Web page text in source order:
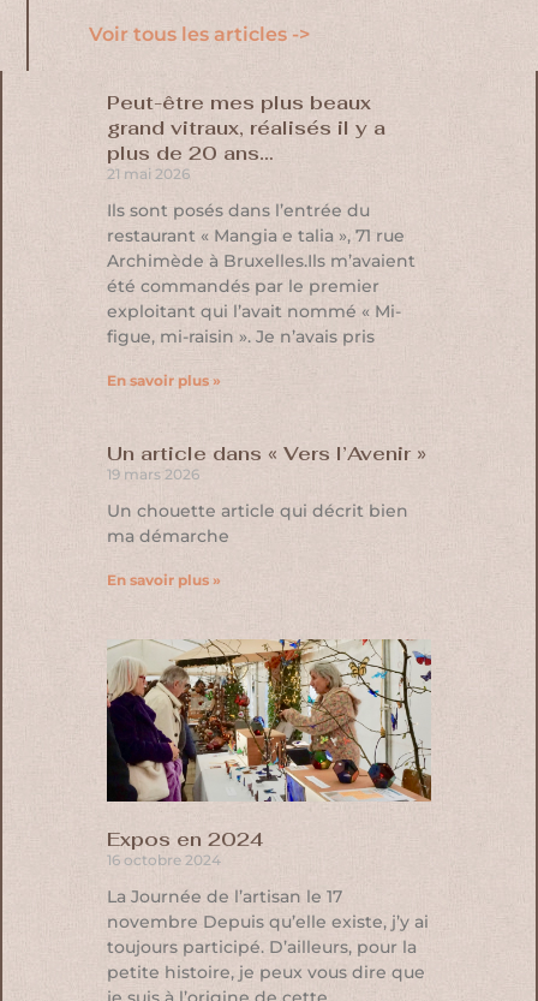
Voir tous les articles ->
Peut-être mes plus beaux
grand vitraux, réalisés il y a
plus de 20 ans…
21 mai 2026
Ils sont posés dans l’entrée du
restaurant « Mangia e talia », 71 rue
Archimède à Bruxelles.Ils m’avaient
été commandés par le premier
exploitant qui l’avait nommé « Mi-
figue, mi-raisin ». Je n’avais pris
En savoir plus »
Un article dans « Vers l’Avenir »
19 mars 2026
Un chouette article qui décrit bien
ma démarche
En savoir plus »
Expos en 2024
16 octobre 2024
La Journée de l’artisan le 17
novembre Depuis qu’elle existe, j’y ai
toujours participé. D’ailleurs, pour la
petite histoire, je peux vous dire que